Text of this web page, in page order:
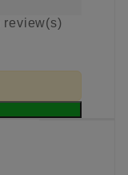
review(s)